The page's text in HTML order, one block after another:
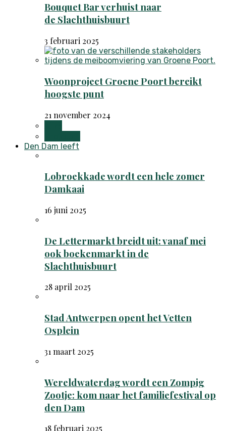
Bouquet Bar verhuist naar
de Slachthuisbuurt
3 februari 2025
Woonproject Groene Poort bereikt
hoogste punt
21 november 2024
Den Dam leeft
Lobroekkade wordt een hele zomer
Damkaai
16 juni 2025
De Lettermarkt breidt uit: vanaf mei
ook boekenmarkt in de
Slachthuisbuurt
28 april 2025
Stad Antwerpen opent het Vetten
Osplein
31 maart 2025
Wereldwaterdag wordt een Zompig
Zootje: kom naar het familiefestival op
den Dam
18 februari 2025